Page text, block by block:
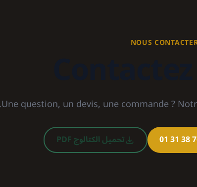
NOUS
Une question, un devis, une commande ?
تحميل الكتالوج PDF